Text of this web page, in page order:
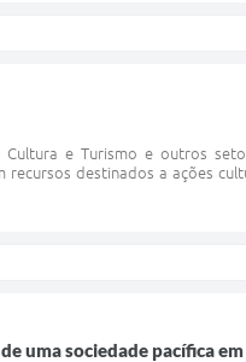
e Turismo e outros
destinados a ações
uma sociedade pacífica